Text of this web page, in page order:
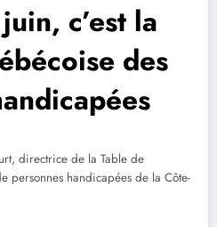
c’est la
des
directrice de la Table de
personnes handicapées de la Côte-